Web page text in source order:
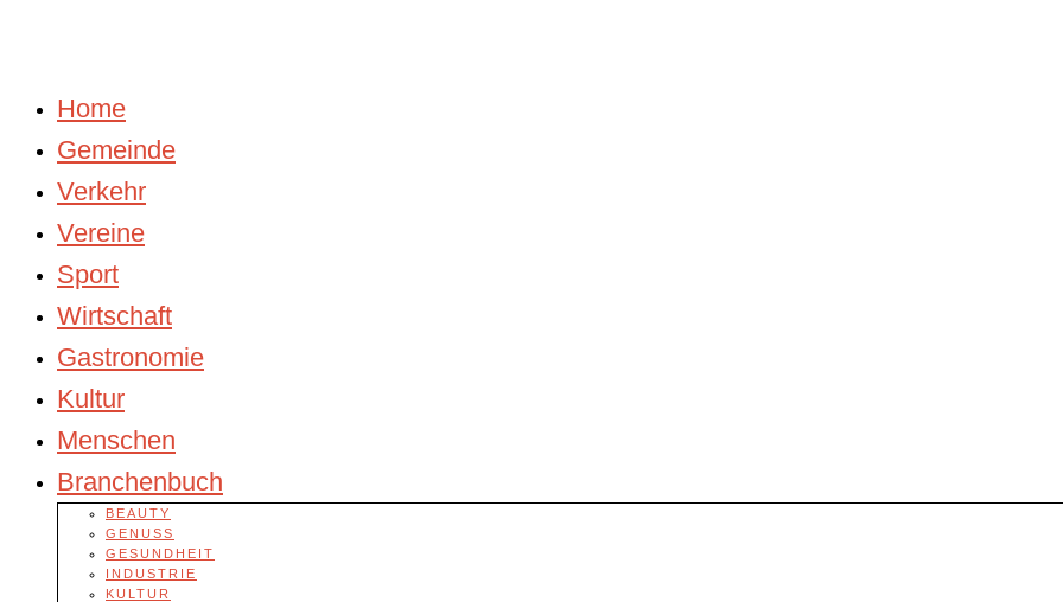
Home
Gemeinde
Verkehr
Vereine
Sport
Wirtschaft
Gastronomie
Kultur
Menschen
Branchenbuch
BEAUTY
GENUSS
GESUNDHEIT
INDUSTRIE
KULTUR